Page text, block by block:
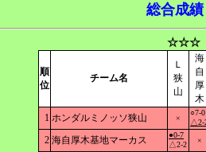
総合成績
☆☆☆
順
位
チーム名
Ｌ
狭
山
海
自
厚
木
1 ホンダルミノッソ狭山 ×
○7-0
△2-
2 海自厚木基地マーカス
●0-7
△2-2
×